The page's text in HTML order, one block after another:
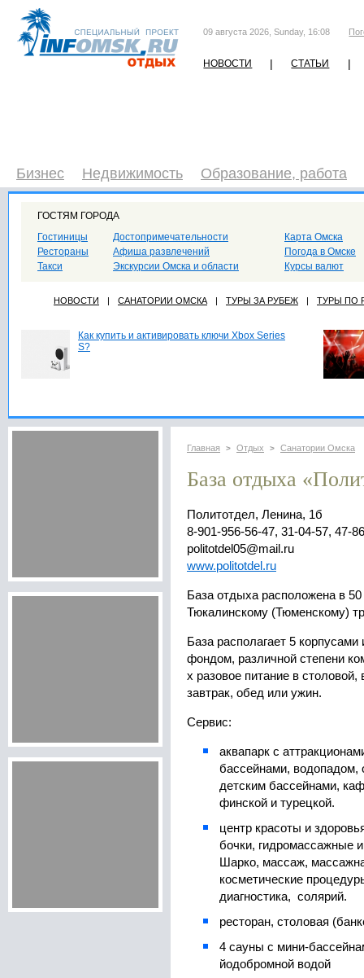
09 августа 2026, Sunday, 16:08
НОВОСТИ | СТАТЬИ |
Бизнес Недвижимость Образование, работа
ГОСТЯМ ГОРОДА
Гостиницы
Рестораны
Такси
Достопримечательности
Афиша развлечений
Экскурсии Омска и области
Карта Омска
Погода в Омске
Курсы валют
НОВОСТИ | САНАТОРИИ ОМСКА | ТУРЫ ЗА РУБЕЖ | ТУРЫ ПО
Как купить и активировать ключи Xbox Series
S?
Главная > Отдых > Санатории Омска
База отдыха
Политотдел, Ленина, 1б
8-901-956-56-47, 31-04-57, 47-
politotdel05@mail.ru
www.politotdel.ru
База отдыха расположена в 50
Тюкалинскому (Тюменскому)
База располагает 5
фондом, различной степени
х разовое питание в
завтрак, обед или ужин.
Сервис:
аквапарк с
бассейнами,
детским бассейнами,
финской и турецкой.
центр красоты и
бочки, гидромассажные
Шарко, массаж,
косметические
диагностика, солярий.
ресторан, столовая
4 сауны с мини-
йодобромной водой